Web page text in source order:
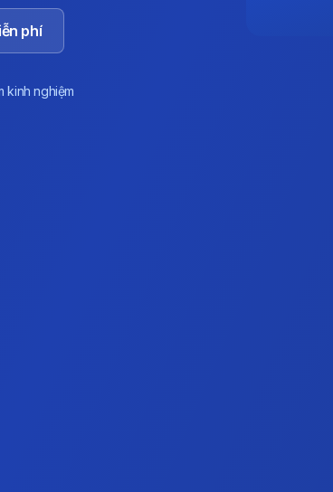
phí
kinh nghiệm